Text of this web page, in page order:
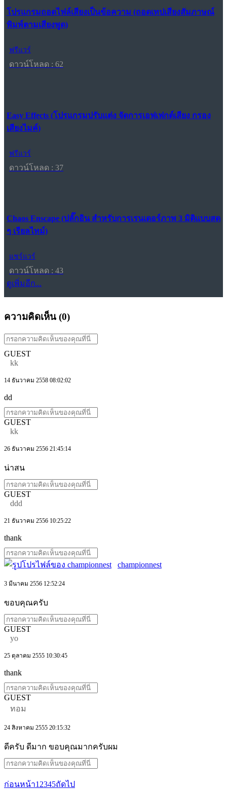
โปรแกรมถอดไฟล์เสียงเป็นข้อความ (ถอดเทปเสียงสัมภาษณ์
พิมพ์ตามเสียงพูด)
ฟรีแวร์
ดาวน์โหลด : 62
Easy Effects (โปรแกรมปรับแต่ง จัดการเอฟเฟกต์เสียง กรอง
เสียงไมค์)
ฟรีแวร์
ดาวน์โหลด : 37
Chaos Enscape (ปลั๊กอิน สำหรับการเรนเดอร์ภาพ 3 มิติแบบสด
ๆ เรียลไทม์)
แชร์แวร์
ดาวน์โหลด : 43
ดูเพิ่มอีก...
ความคิดเห็น (0)
GUEST
kk
14 ธันวาคม 2558 08:02:02
dd
GUEST
kk
26 ธันวาคม 2556 21:45:14
น่าสน
GUEST
ddd
21 ธันวาคม 2556 10:25:22
thank
championnest
3 มีนาคม 2556 12:52:24
ขอบคุณครับ
GUEST
yo
25 ตุลาคม 2555 10:30:45
thank
GUEST
ทอม
24 สิงหาคม 2555 20:15:32
ดีครับ ดีมาก ขอบคุณมากครับผม
ก่อนหน้า1 2345ถัดไป